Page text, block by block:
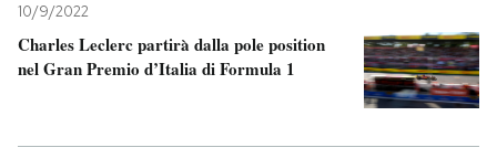
10/9/2022
Charles Leclerc partirà dalla pole position
nel Gran Premio d’Italia di Formula 1